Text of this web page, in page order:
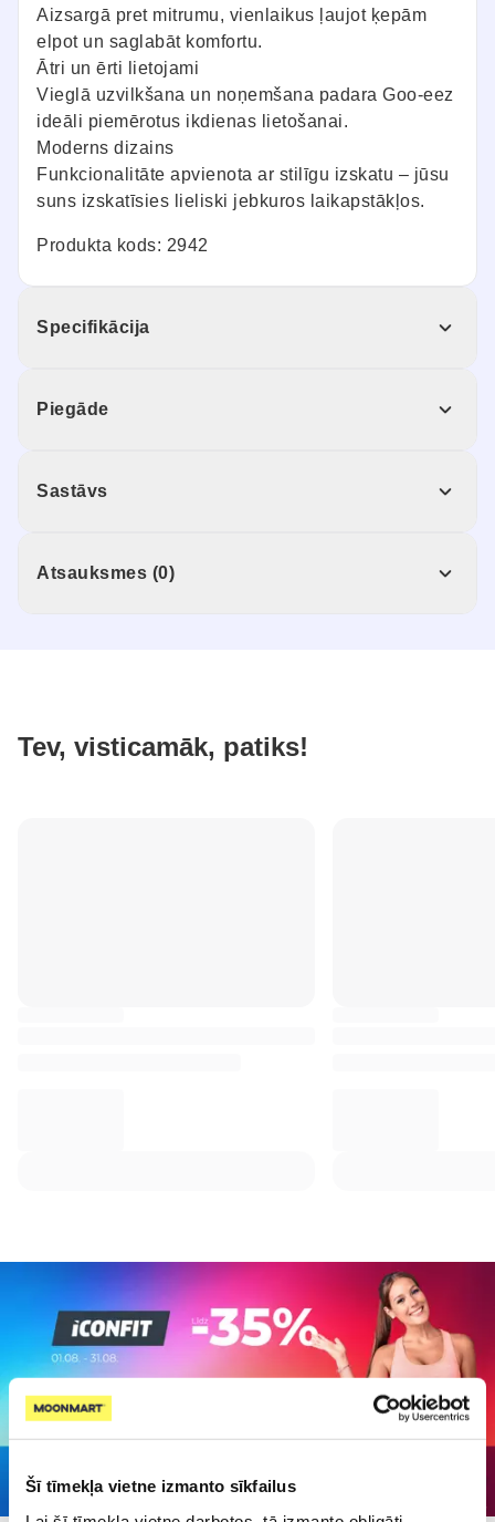
Šī tīmekļa vietne izmanto sīkfailus
Aizsargā pret mitrumu, vienlaikus ļaujot ķepām
elpot un saglabāt komfortu.
Ātri un ērti lietojami
Vieglā uzvilkšana un noņemšana padara Goo-eez
ideāli piemērotus ikdienas lietošanai.
Moderns dizains
Funkcionalitāte apvienota ar stilīgu izskatu – jūsu
suns izskatīsies lieliski jebkuros laikapstākļos.
Produkta kods: 2942
Specifikācija
Piegāde
Sastāvs
Atsauksmes (0)
Tev, visticamāk, patiks!